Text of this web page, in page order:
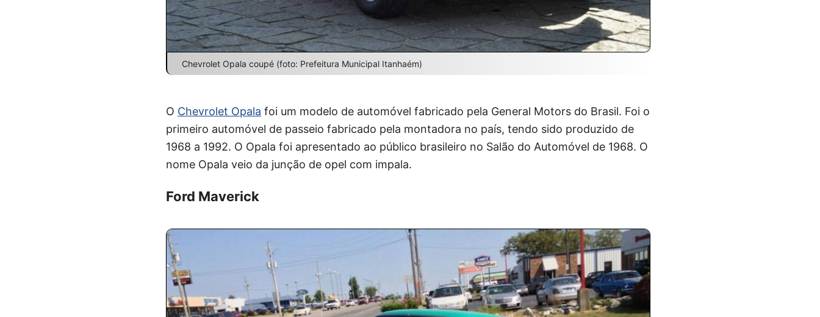
Chevrolet Opala coupé (foto: Prefeitura Municipal Itanhaém)
O Chevrolet Opala foi um modelo de automóvel fabricado pela General Motors do Brasil. Foi o
primeiro automóvel de passeio fabricado pela montadora no país, tendo sido produzido de
1968 a 1992. O Opala foi apresentado ao público brasileiro no Salão do Automóvel de 1968. O
nome Opala veio da junção de opel com impala.
Ford Maverick